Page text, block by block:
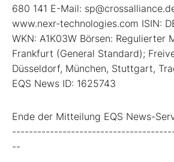
680 141 E-Mail:
www.nexr-technologies.com ISIN:
WKN: A1K03W Börsen: Regulierter
Frankfurt (General Standard);
Düsseldorf, München, Stuttgart,
EQS News ID: 1625743
Ende der Mitteilung EQS News-
--